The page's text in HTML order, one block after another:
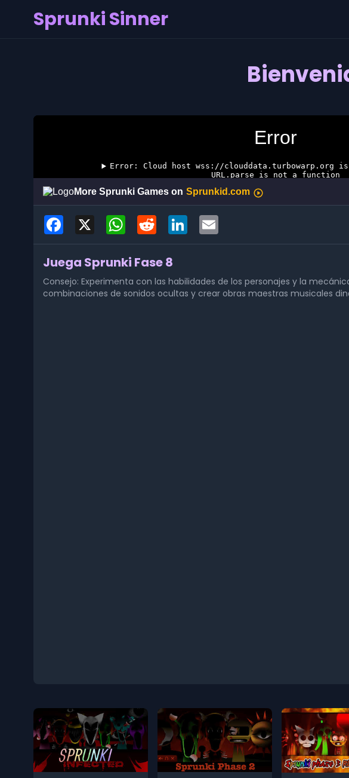
Sprunki Sinner
Facebook WhatsAppReddit LinkedIn
Juega Sprunki Fase 8
Consejo: Experimenta con las habilidades de los personajes y la
combinaciones de sonidos ocultas y crear obras maestras musicales